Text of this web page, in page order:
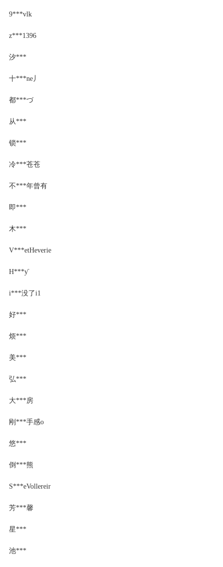
9***vlk
z***1396
汐***
十***ne丿
都***づ
从***
锁***
冷***苍苍
不***年曾有
即***
木***
V***etHeverie
Н***ƴ
i***没了i1
好***
烦***
美***
弘***
大***房
刚***手感o
悠***
倒***熊
S***eVollereir
芳***馨
星***
池***